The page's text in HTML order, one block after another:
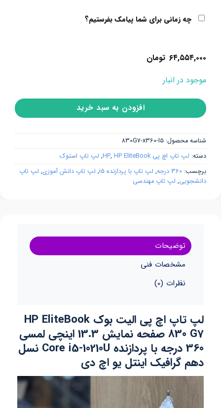
چه زمانی برای شما پیامک بفرستیم؟
۶۴,۵۵۴,۰۰۰ تومان
موجود در انبار
افزودن به سبد خرید
شناسه محصول: 830G7-x360-I5
دسته: لپ تاپ اچ پی HP , HP EliteBook
, لپ تاپ استوک
برچسب: 360 درجه , لپ تاپ با پردازنده i5 , لپ تاپ دانش آموزی, لپ تاپ
دانشجویی, لپ تاپ مهندسی
توضیحات
مشخصات فنی
نظرات (0)
لپ تاپ اچ پی الیت بوک HP EliteBook
830 G7 صفحه نمایش 13.3 اینچی لمسی
360 درجه با پردازنده Core i5-10210U نسل
دهم گرافیک اینتل یو اچ دی